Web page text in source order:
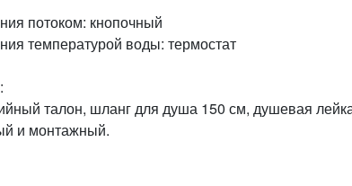
потоком: кнопочный
температурой воды: термостат
талон, шланг для душа 150 см, душевая
и монтажный.